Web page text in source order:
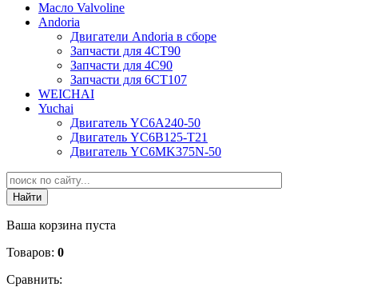
Масло Valvoline
Andoria
Двигатели Andoria в сборе
Запчасти для 4CT90
Запчасти для 4С90
Запчасти для 6CT107
WEICHAI
Yuchai
Двигатель YC6A240-50
Двигатель YC6B125-T21
Двигатель YC6MK375N-50
Ваша корзина пуста
Товаров: 0
Сравнить: